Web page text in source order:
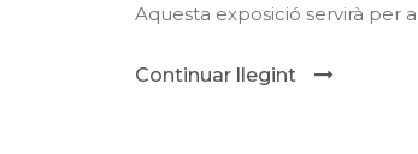
Aquesta exposició servirà per
Continuar llegint